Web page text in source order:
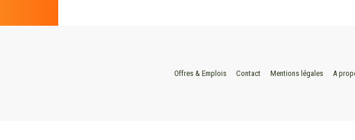
Offres & Emplois Contact Mentions légales A